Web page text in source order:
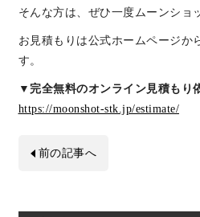
そんな方は、ぜひ一度ムーンショ
お見積もりは公式ホームページか
す。
▼完全無料のオンライン見積もり
https://moonshot-stk.jp/estimate/
前の記事へ